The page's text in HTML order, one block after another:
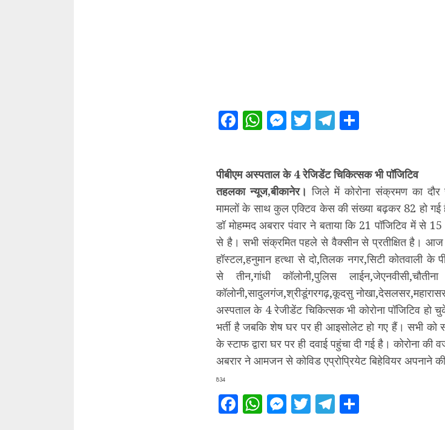
Facebook
WhatsApp
Messenger
TwitterTelegram
पीबीएम अस्पताल के 4 रेजिडेंट चिकित्सक भी पॉजिटिव
तहलका न्यूज,बीकानेर। जिले में कोरोना संक्रमण का
मामलों के साथ कुल एक्टिव केस की संख्या बढ़कर 82 हो गई
डॉ मोहम्मद अबरार पंवार ने बताया कि 21 पॉजिटिव में से
से है। सभी संक्रमित पहले से वैक्सीन से प्रतीक्षित है। आज
हॉस्टल,हनुमान हत्था से दो,तिलक नगर,सिटी कोतवाली
से तीन,गांधी कॉलोनी,पुलिस
कॉलोनी,सादुलगंज,श्रीडूंगरगढ़,कूदसु
अस्पताल के 4 रेजीडेंट चिकित्सक भी कोरोना पॉजिटिव हो
भर्ती है जबकि शेष घर पर ही आइसोलेट हो गए हैं। सभी को
के स्टाफ द्वारा घर पर ही दवाई पहुंचा दी गई है। कोरोना
अबरार ने आमजन से कोविड एप्रोप्रियेट बिहेवियर अपनाने
834
Facebook
WhatsApp
Messenger
TwitterTelegram